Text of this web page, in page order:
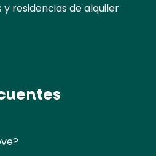
residencias de alquiler